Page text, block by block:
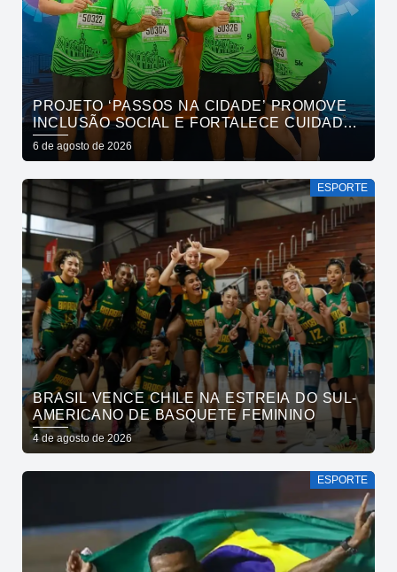
PROJETO ‘PASSOS NA CIDADE’ PROMOVE
INCLUSÃO SOCIAL E FORTALECE CUIDADO
EM SAÚDE MENTAL POR MEIO DA CORRIDA
6 de agosto de 2026
ESPORTE
BRASIL VENCE CHILE NA ESTREIA DO SUL-
AMERICANO DE BASQUETE FEMININO
4 de agosto de 2026
ESPORTE